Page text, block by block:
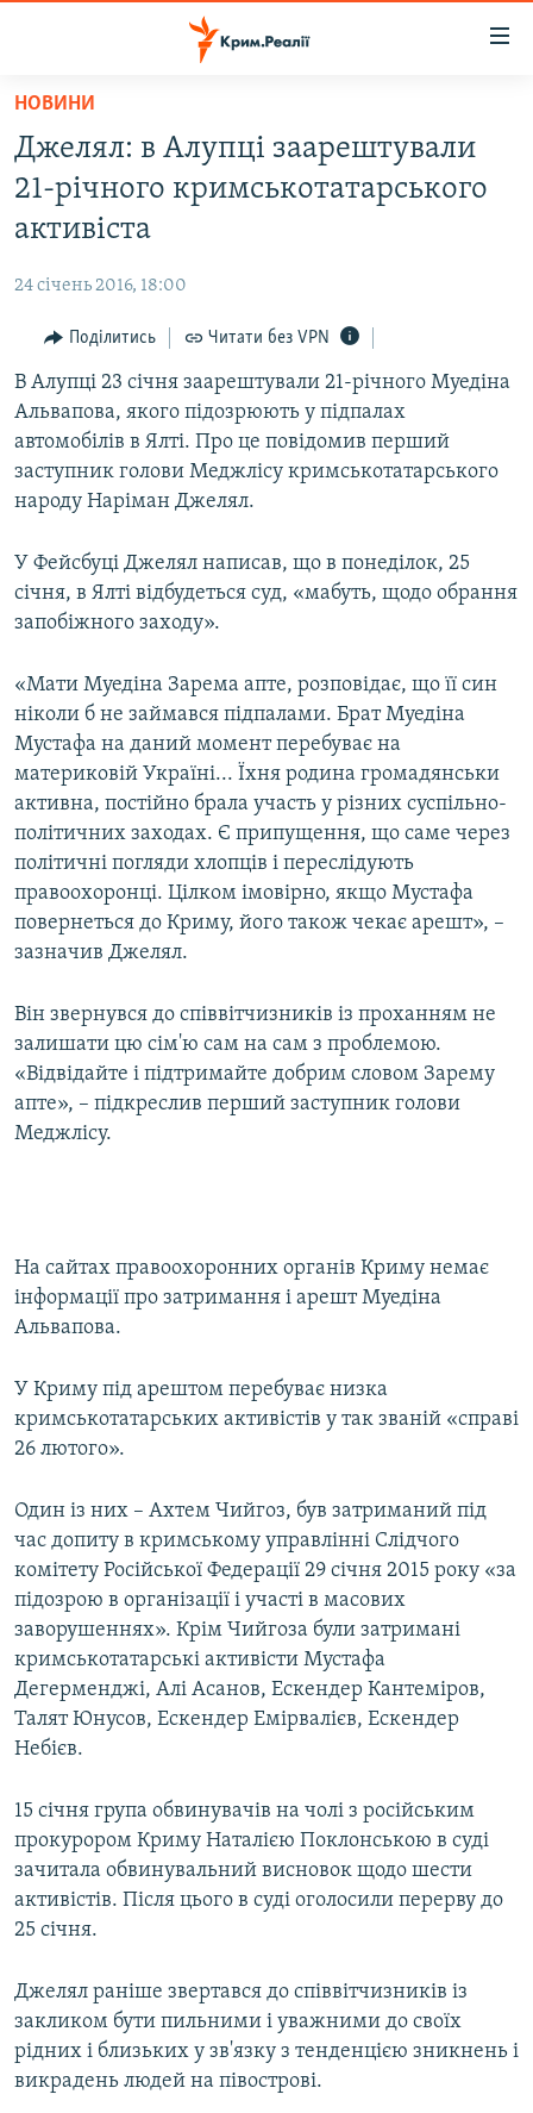
Перейти
основного
матеріалу
Перейти
до
основної
Перейти
пошуку
ВОДА.КРИМ
ВІДЕО ТА ФОТО
БЛОГИ
ПОГЛЯД
ІНТЕРВ'Ю
ВСЕ ЗА ДЕНЬ
СПЕЦПРОЕКТИ
ДЕПОРТАЦІЯ
ВІДЕОУРОКИ «ELIFBE»
СВІДЧЕННЯ ОКУПАЦІЇ
ІНФОГРАФІКА
ЯК ОБІЙТИ БЛОКУВАННЯ
Русский
Qırımtatar
ДОЛУЧАЙСЯ!
Усі сайти RFE/RL
НОВИНИ
Джелял: в Алупці заарештували
21-річного кримськотатарського
активіста
24 січень 2016, 18:00
Поділитись Читати без VPN
В Алупці 23 січня заарештували 21-річного Муедіна
Альвапова, якого підозрюють у підпалах
автомобілів в Ялті. Про це повідомив перший
заступник голови Меджлісу кримськотатарського
народу Наріман Джелял.
У Фейсбуці Джелял написав, що в понеділок, 25
січня, в Ялті відбудеться суд, «мабуть, щодо обрання
запобіжного заходу».
«Мати Муедіна Зарема апте, розповідає, що її син
ніколи б не займався підпалами. Брат Муедіна
Мустафа на даний момент перебуває на
материковій Україні... Їхня родина громадянськи
активна, постійно брала участь у різних суспільно-
політичних заходах. Є припущення, що саме через
політичні погляди хлопців і переслідують
правоохоронці. Цілком імовірно, якщо Мустафа
повернеться до Криму, його також чекає арешт», –
зазначив Джелял.
Він звернувся до співвітчизників із проханням не
залишати цю сім'ю сам на сам з проблемою.
«Відвідайте і підтримайте добрим словом Зарему
апте», – підкреслив перший заступник голови
Меджлісу.
На сайтах правоохоронних органів Криму немає
інформації про затримання і арешт Муедіна
Альвапова.
У Криму під арештом перебуває низка
кримськотатарських активістів у так званій «справі
26 лютого».
Один із них – Ахтем Чийгоз, був затриманий під
час допиту в кримському управлінні Слідчого
комітету Російської Федерації 29 січня 2015 року «за
підозрою в організації і участі в масових
заворушеннях». Крім Чийгоза були затримані
кримськотатарські активісти Мустафа
Дегерменджі, Алі Асанов, Ескендер Кантеміров,
Талят Юнусов, Ескендер Емірвалієв, Ескендер
Небієв.
15 січня група обвинувачів на чолі з російським
прокурором Криму Наталією Поклонською в суді
зачитала обвинувальний висновок щодо шести
активістів. Після цього в суді оголосили перерву до
25 січня.
Джелял раніше звертався до співвітчизників із
закликом бути пильними і уважними до своїх
рідних і близьких у зв'язку з тенденцією зникнень і
викрадень людей на півострові.